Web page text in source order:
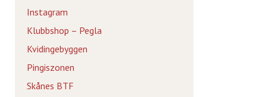
Instagram
Klubbshop – Pegla
Kvidingebyggen
Pingiszonen
Skånes BTF